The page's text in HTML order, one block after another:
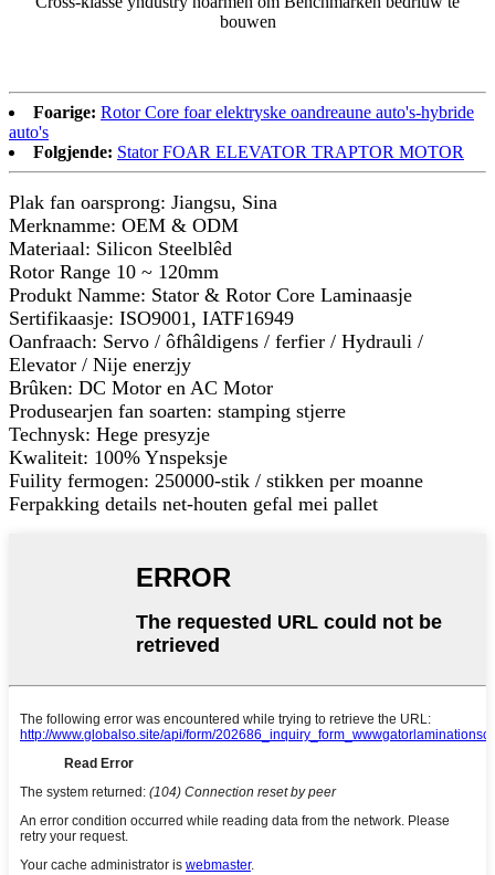
bouwen
Foarige: Rotor Core foar elektryske oandreaune auto's-hybride
auto's
Folgjende: Stator FOAR ELEVATOR TRAPTOR MOTOR
Plak fan oarsprong: Jiangsu, Sina
Merknamme: OEM & ODM
Materiaal: Silicon Steelblêd
Rotor Range 10 ~ 120mm
Produkt Namme: Stator & Rotor Core Laminaasje
Sertifikaasje: ISO9001, IATF16949
Oanfraach: Servo / ôfhâldigens / ferfier / Hydrauli /
Elevator / Nije enerzjy
Brûken: DC Motor en AC Motor
Produsearjen fan soarten: stamping stjerre
Technysk: Hege presyzje
Kwaliteit: 100% Ynspeksje
Fuility fermogen: 250000-stik / stikken per moanne
Ferpakking details net-houten gefal mei pallet